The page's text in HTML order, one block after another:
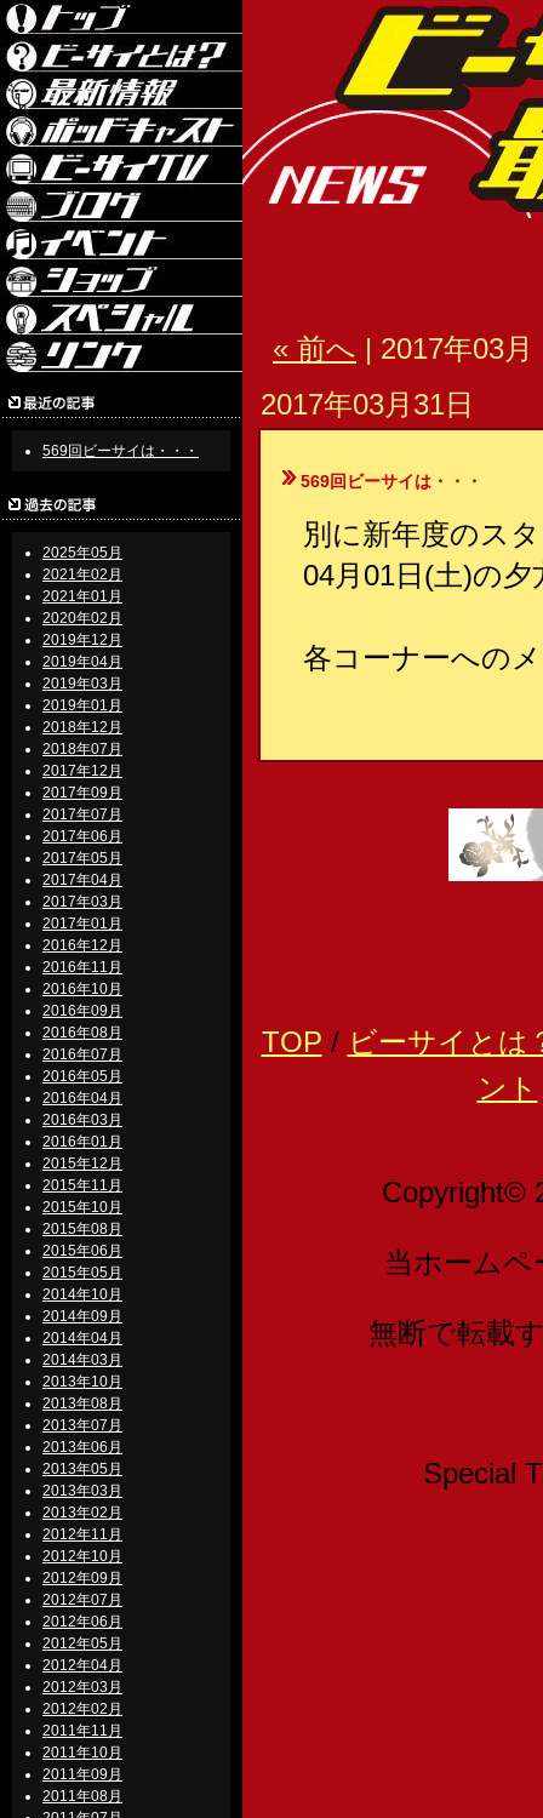
569回ビーサイは・・・
2025年05月
2021年02月
2021年01月
2020年02月
2019年12月
2019年04月
2019年03月
2019年01月
2018年12月
2018年07月
2017年12月
2017年09月
2017年07月
2017年06月
2017年05月
2017年04月
2017年03月
2017年01月
2016年12月
2016年11月
2016年10月
2016年09月
2016年08月
2016年07月
2016年05月
2016年04月
2016年03月
2016年01月
2015年12月
2015年11月
2015年10月
2015年08月
2015年06月
2015年05月
2014年10月
2014年09月
2014年04月
2014年03月
2013年10月
2013年08月
2013年07月
2013年06月
2013年05月
2013年03月
2013年02月
2012年11月
2012年10月
2012年09月
2012年07月
2012年06月
2012年05月
2012年04月
2012年03月
2012年02月
2011年11月
2011年10月
2011年09月
2011年08月
« 前へ | 2017年03
2017年03月31日
569回ビーサイは・・・
別に新年度のス
04月01日(土)の
各コーナーへの
TOP / ビーサイとは
ント
Copyright©
当ホーム
無断で転載
Special